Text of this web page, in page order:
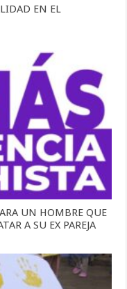
EN EL
UN HOMBRE QUE
A SU EX PAREJA